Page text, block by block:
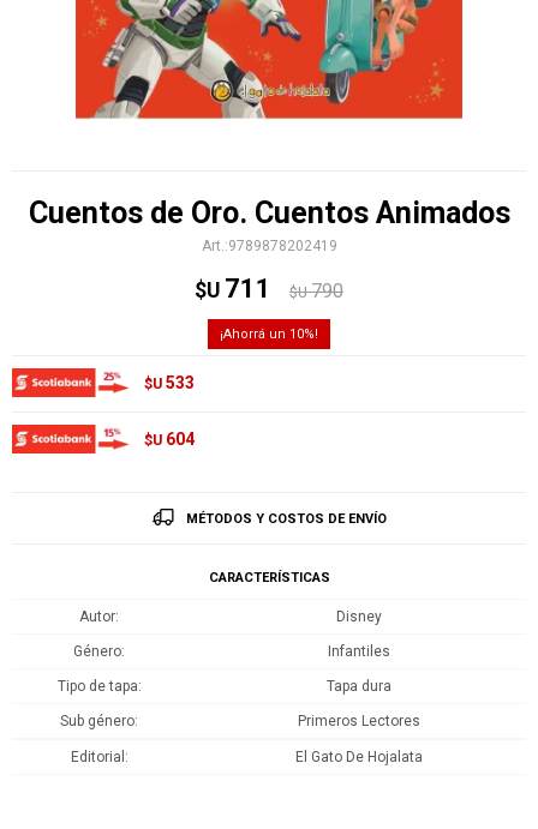
Cuentos de Oro. Cuentos Animados
9789878202419
$U 711 $U 790
10
$U 533
$U 604
MÉTODOS Y COSTOS DE ENVÍO
CARACTERÍSTICAS
Autor Disney
Género Infantiles
Tipo de tapa Tapa dura
Sub género Primeros Lectores
Editorial El Gato De Hojalata